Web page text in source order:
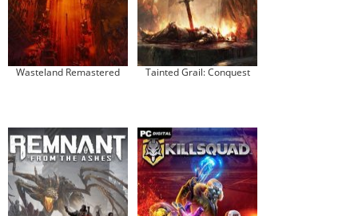
Wasteland Remastered Tainted Grail: Conquest